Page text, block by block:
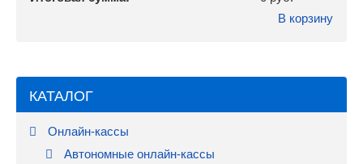
В корзину
КАТАЛОГ
Онлайн-кассы
Автономные онлайн-кассы